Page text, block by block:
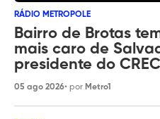
RÁDIO METROPOLE
Bairro de Brotas
mais caro de
presidente do CRECI
05 ago 2026• por Metro1